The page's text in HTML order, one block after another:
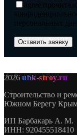
agree
персональных
2026 ubk-stroy.ru
Строительство и
Южном Берегу
ИП Барбакарь А. М.
ИНН: 920455518410